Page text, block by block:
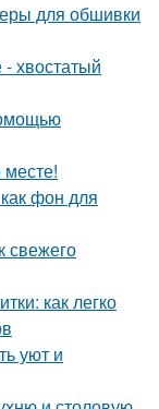
для обшивки
хвостатый
фон для
свежего
как легко
уют и